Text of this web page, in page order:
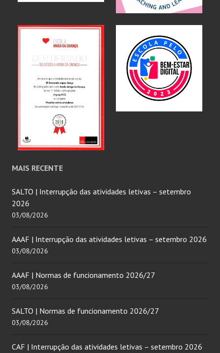
MAIS RECENTE
SALTO | Interrupção das atividades letivas – setembro
2026
03/08/2026
AAAF | Interrupção das atividades letivas – setembro 2026
03/08/2026
AAAF | Normas de funcionamento 2026/27
03/08/2026
SALTO | Normas de funcionamento 2026/27
03/08/2026
CAF | Interrupção das atividades letivas – setembro 2026